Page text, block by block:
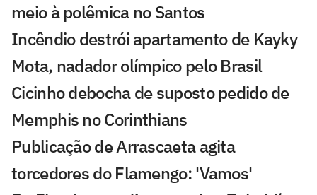
meio à polêmica no Santos
Incêndio destrói apartamento de Kayky
Mota, nadador olímpico pelo Brasil
Cicinho debocha de suposto pedido de
Memphis no Corinthians
Publicação de Arrascaeta agita
torcedores do Flamengo: 'Vamos'